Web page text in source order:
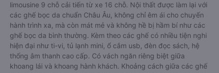
limousine 9 chỗ cải tiến từ xe 16 chỗ. Nội thất được làm lại với
các ghế bọc da chuẩn Châu Âu, không chỉ êm ái cho chuyến
hành trình xa, mà còn mát mẻ và không hề bị hầm bí như các
ghế bọc da bình thường. Kèm theo các ghế có nhiều tiện nghi
hiện đại như ti-vi, tủ lạnh mini, ổ cắm usb, đèn đọc sách, hệ
thống âm thanh cao cấp. Có vách ngăn riêng biệt giữa
khoang lái và khoang hành khách. Khoảng cách giữa các ghế